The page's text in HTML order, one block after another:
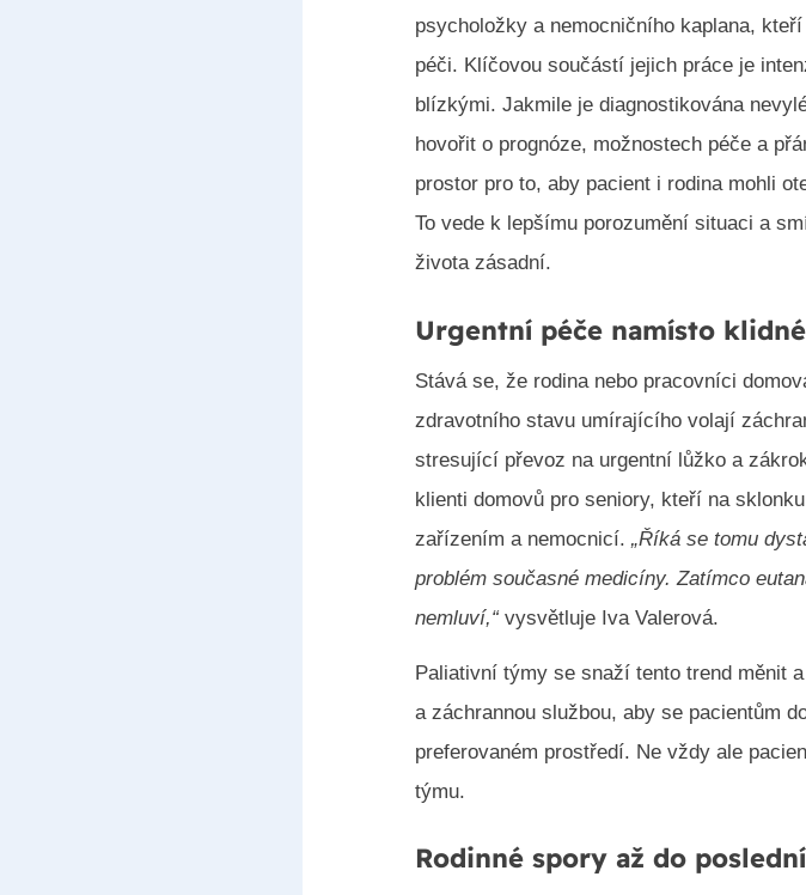
psycholožky a nemocničního kaplana,
péči. Klíčovou součástí jejich práce je
blízkými. Jakmile je diagnostikována
hovořit o prognóze, možnostech péče a
prostor pro to, aby pacient i rodina mohli
To vede k lepšímu porozumění situaci a
života zásadní.
Urgentní péče namísto
Stává se, že rodina nebo pracovníci
zdravotního stavu umírajícího volají
stresující převoz na urgentní lůžko a
klienti domovů pro seniory, kteří na
zařízením a nemocnicí. „Říká se tomu
problém současné medicíny. Zatímco
nemluví,“vysvětluje Iva Valerová.
Paliativní týmy se snaží tento trend měnit
a záchrannou službou, aby se pacientům
preferovaném prostředí. Ne vždy ale
týmu.
Rodinné spory až do